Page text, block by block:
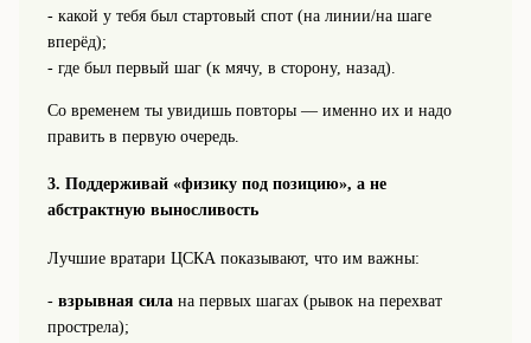
- какой у тебя был стартовый спот (на линии/на шаге
вперёд);
- где был первый шаг (к мячу, в сторону, назад).
Со временем ты увидишь повторы — именно их и надо
править в первую очередь.
3. Поддерживай «физику под позицию», а не
абстрактную выносливость
Лучшие вратари ЦСКА показывают, что им важны:
- взрывная силана первых шагах (рывок на перехват
прострела);